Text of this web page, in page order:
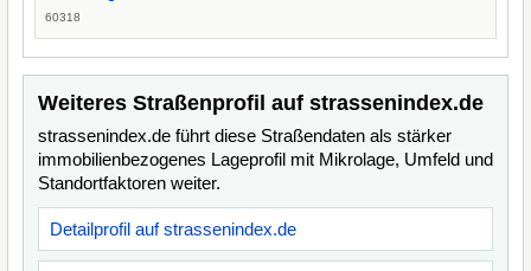
60318
Weiteres Straßenprofil auf strassenindex.de
strassenindex.de führt diese Straßendaten als stärker
immobilienbezogenes Lageprofil mit Mikrolage, Umfeld und
Standortfaktoren weiter.
Detailprofil auf strassenindex.de